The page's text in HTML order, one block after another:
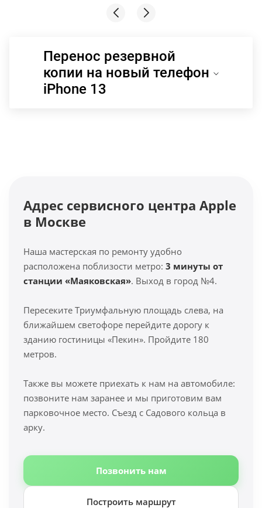
Перенос резервной
копии на новый телефон
iPhone 13
Адрес сервисного центра Apple
в Москве
Наша мастерская по ремонту удобно
расположена поблизости метро: 3 минуты от
станции «Маяковская». Выход в город №4.
Пересеките Триумфальную площадь слева, на
ближайшем светофоре перейдите дорогу к
зданию гостиницы «Пекин». Пройдите 180
метров.
Также вы можете приехать к нам на автомобиле:
позвоните нам заранее и мы приготовим вам
парковочное место. Съезд с Садового кольца в
арку.
Позвонить нам
Построить маршрут